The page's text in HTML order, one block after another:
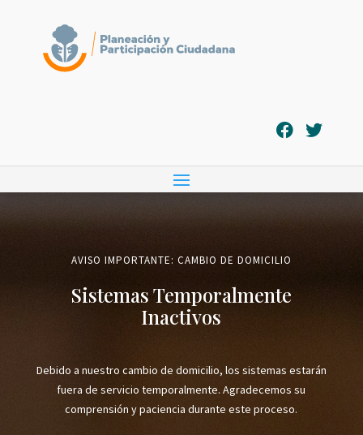
AVISO IMPORTANTE: CAMBIO DE DOMICILIO
Sistemas Temporalmente
Inactivos
Debido a nuestro cambio de domicilio, los sistemas estarán
fuera de servicio temporalmente. Agradecemos su
comprensión y paciencia durante este proceso.